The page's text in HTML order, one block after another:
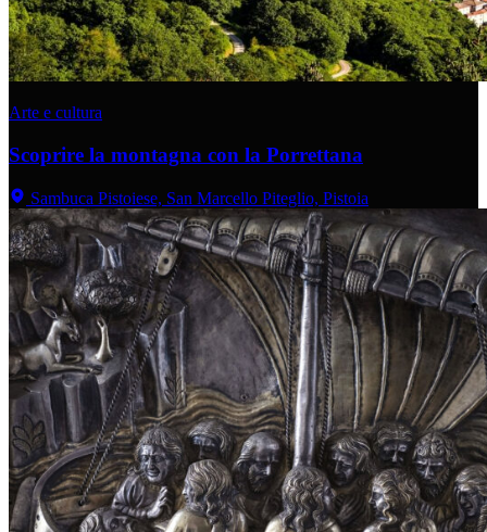
Arte e cultura
Scoprire la montagna con la Porrettana
Sambuca Pistoiese, San Marcello Piteglio, Pistoia